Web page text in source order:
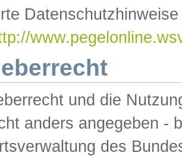
und die
anders angegeben -
des